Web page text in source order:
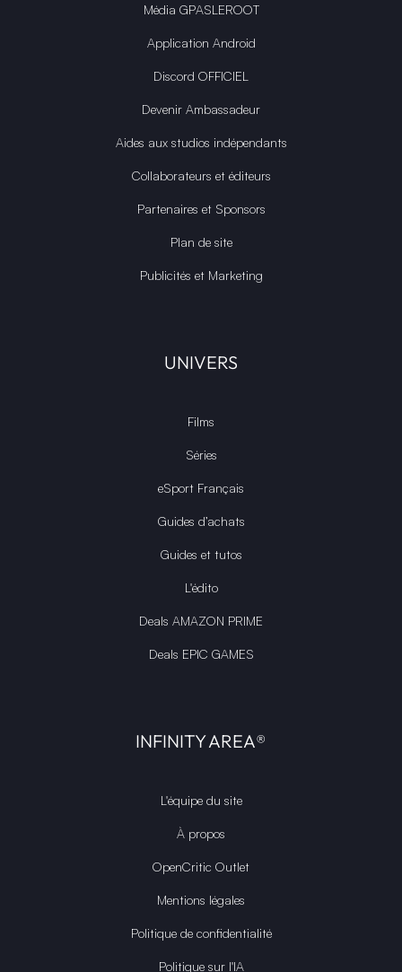
Média GPASLEROOT
Application Android
Discord OFFICIEL
Devenir Ambassadeur
Aides aux studios indépendants
Collaborateurs et éditeurs
Partenaires et Sponsors
Plan de site
Publicités et Marketing
UNIVERS
Films
Séries
eSport Français
Guides d’achats
Guides et tutos
L'édito
Deals AMAZON PRIME
Deals EPIC GAMES
INFINITY AREA®
L'équipe du site
À propos
OpenCritic Outlet
Mentions légales
Politique de confidentialité
Politique sur l'IA